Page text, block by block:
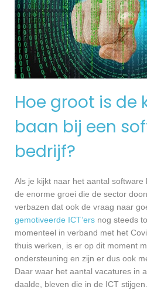
Hoe groot is de
baan bij een
bedrijf?
Als je kijkt naar het aantal
de enorme groei die de sector
verbazen dat ook de vraag naar
gemotiveerde ICT’ers nog steeds
momenteel in verband met het
thuis werken, is er op dit moment
ondersteuning en zijn er dus ook
Daar waar het aantal vacatures in
daalde, bleven die in de ICT